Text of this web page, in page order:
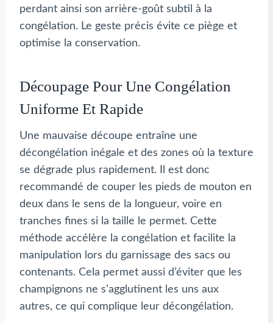
perdant ainsi son arrière-goût subtil à la
congélation. Le geste précis évite ce piège et
optimise la conservation.
Découpage Pour Une Congélation
Uniforme Et Rapide
Une mauvaise découpe entraîne une
décongélation inégale et des zones où la texture
se dégrade plus rapidement. Il est donc
recommandé de couper les pieds de mouton en
deux dans le sens de la longueur, voire en
tranches fines si la taille le permet. Cette
méthode accélère la congélation et facilite la
manipulation lors du garnissage des sacs ou
contenants. Cela permet aussi d’éviter que les
champignons ne s’agglutinent les uns aux
autres, ce qui complique leur décongélation.